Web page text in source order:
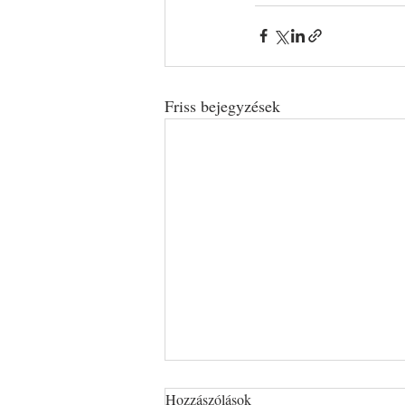
Friss bejegyzések
Hozzászólások